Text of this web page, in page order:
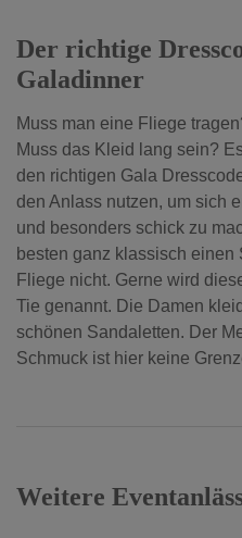
Der richtige
Galadinner
Muss man eine Fliege
Muss das Kleid lang sein?
den richtigen Gala
den Anlass nutzen, um sich
und besonders schick zu
besten ganz klassisch
Fliege nicht. Gerne wird
Tie genannt. Die Damen
schönen Sandaletten. Der
Schmuck ist hier keine
Weitere